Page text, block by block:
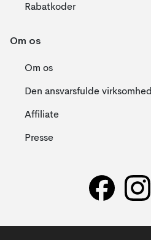
Rabatkoder
Om os
Om os
Den ansvarsfulde virksomhed
Affiliate
Presse